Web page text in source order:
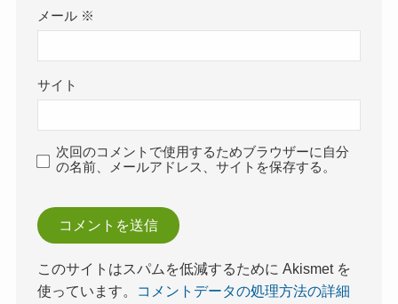
メール ※
サイト
次回のコメントで使用するためブラウザーに自分
の名前、メールアドレス、サイトを保存する。
このサイトはスパムを低減するために Akismet を
使っています。
コメントデータの処理方法の詳細